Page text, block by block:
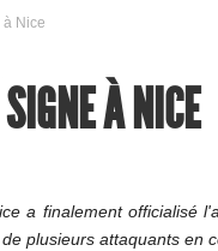
à Nice
À NICE
a finalement officialisé
plusieurs attaquants en